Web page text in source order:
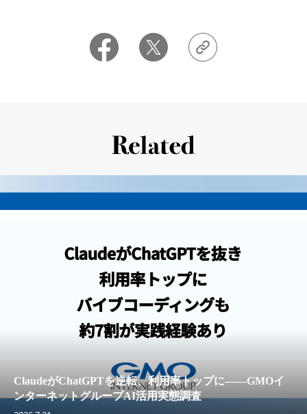
ClaudeがChatGPTを逆転、利用率トップに——GMOイ
ンターネットグループAI活用実態調査